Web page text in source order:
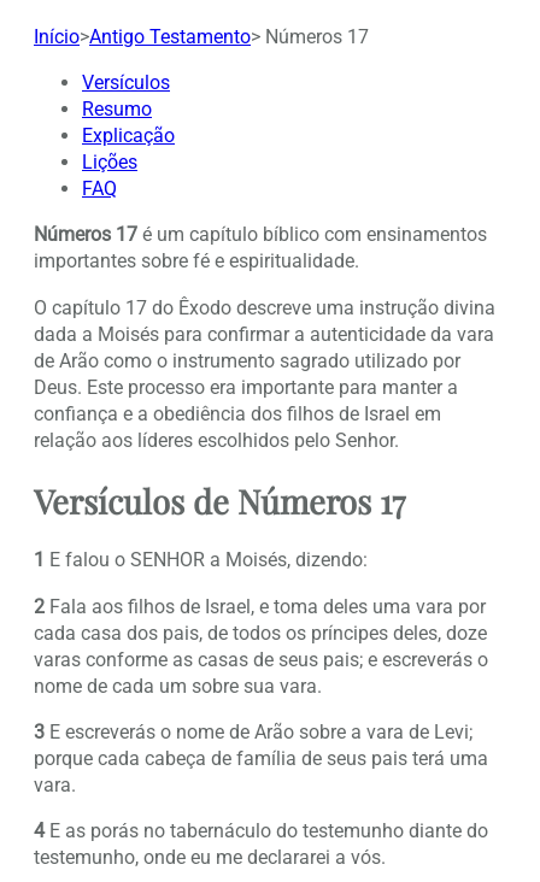
Início>Antigo Testamento> Números 17
Versículos
Resumo
Explicação
Lições
FAQ
Números 17 é um capítulo bíblico com ensinamentos
importantes sobre fé e espiritualidade.
O capítulo 17 do Êxodo descreve uma instrução divina
dada a Moisés para confirmar a autenticidade da vara
de Arão como o instrumento sagrado utilizado por
Deus. Este processo era importante para manter a
confiança e a obediência dos filhos de Israel em
relação aos líderes escolhidos pelo Senhor.
Versículos de Números 17
1 E falou o SENHOR a Moisés, dizendo:
2 Fala aos filhos de Israel, e toma deles uma vara por
cada casa dos pais, de todos os príncipes deles, doze
varas conforme as casas de seus pais; e escreverás o
nome de cada um sobre sua vara.
3 E escreverás o nome de Arão sobre a vara de Levi;
porque cada cabeça de família de seus pais terá uma
vara.
4E as porás no tabernáculo do testemunho diante do
testemunho, onde eu me declararei a vós.